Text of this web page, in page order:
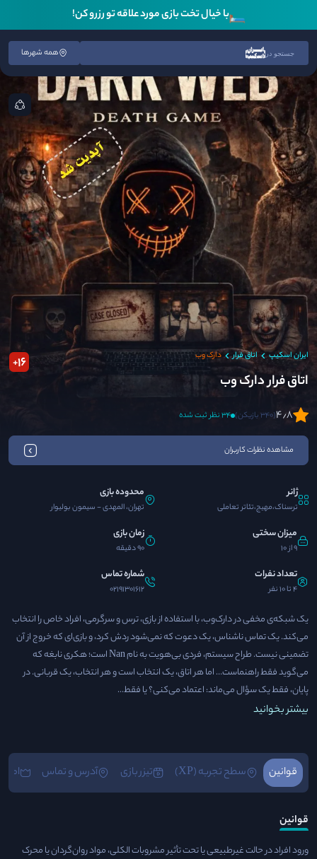
🛏️با خیال تخت بازی مورد علاقه تو رزرو کن!
جستجو در همه شهرها
ایران اسکیپ اتاق فرار دارک وب
اتاق فرار دارک وب
16
+
4٫8(340 بازیکن) 34 نظر ثبت شده
مشاهده نظرات کاربران
ژانر
ترسناک،مهیج،تئاتر تعاملی
محدوده بازی
تهران، المهدی - سیمون بولیوار
میزان سختی
9 از 10
زمان بازی
90 دقیقه
تعداد نفرات
4 تا 10 نفر
شماره تماس
02191301612
یک شبکه‌ی مخفی در دارک‌وب، با استفاده از بازی، ترس و سرگرمی، افراد خاص را انتخاب
می‌کند. یک تماس ناشناس، یک دعوت که نمی‌شود ردش کرد، و بازی‌ای که خروج از آن
تضمینی نیست. طراح سیستم، فردی بی‌هویت به نام Nan است؛ هکری نابغه که
می‌گوید فقط راهنماست… اما هر اتاق، یک انتخاب است و هر انتخاب، یک قربانی. در
پایان، فقط یک سؤال می‌ماند: اعتماد می‌کنی؟ یا فقط...
بیشتر بخوانید
قوانین سطح تجربه (XP) تیزر بازی آدرس و تماس
قوانین
ورود افراد در حالت غیرطبیعی یا تحت تأثیر مشروبات الکلی، مواد روان‌گردان یا محرک